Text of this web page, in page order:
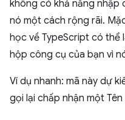
không có khả năng nhập
nó một cách rộng rãi.
học về TypeScript có
hộp công cụ của bạn vì
Ví dụ nhanh: mã này dự
gọi lại chấp nhận một Tên